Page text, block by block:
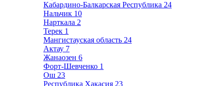
Кабардино-Балкарская Республика 24
Нальчик 10
Нарткала 2
Терек 1
Мангистауская область 24
Актау 7
Жанаозен 6
Форт-Шевченко 1
Ош 23
Республика Хакасия 23